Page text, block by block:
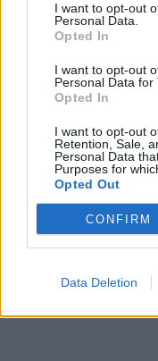
I want to opt-out
Personal Data.
Opted In
I want to opt-out
Personal Data for
Opted In
I want to opt-out
Retention, Sale,
Personal Data
Purposes for
Opted Out
CONFIRM
Data Deletion